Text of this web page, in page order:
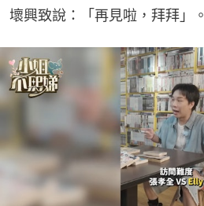
壞興致說：「再見啦，拜拜」。